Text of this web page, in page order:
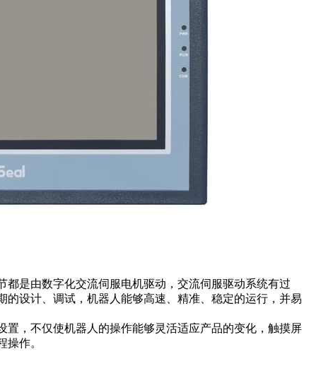
是由数字化交流伺服电机驱动，交流伺服驱动系统有过
设计、调试，机器人能够高速、精准、稳定的运行，并易
，不仅使机器人的操作能够灵活适应产品的变化，触摸屏
作。